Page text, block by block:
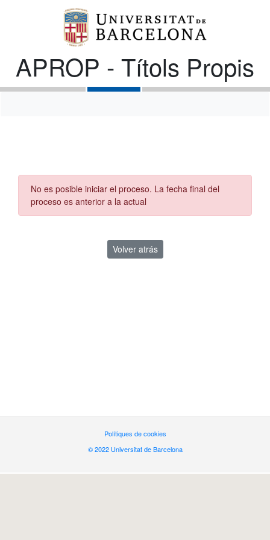
APROP - Títols Propis
No es posible iniciar el proceso. La fecha final del
proceso es anterior a la actual
Volver atrás
Polítiques de cookies
© 2022 Universitat de Barcelona